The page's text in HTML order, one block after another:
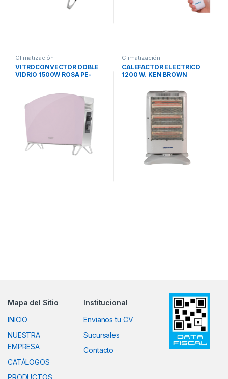
Climatización
VITROCONVECTOR DOBLE
VIDRIO 1500W ROSA PE-
Climatización
CALEFACTOR ELECTRICO
1200 W. KEN BROWN
Mapa del Sitio
INICIO
NUESTRA
EMPRESA
CATÁLOGOS
Institucional
Envianos tu CV
Sucursales
Contacto